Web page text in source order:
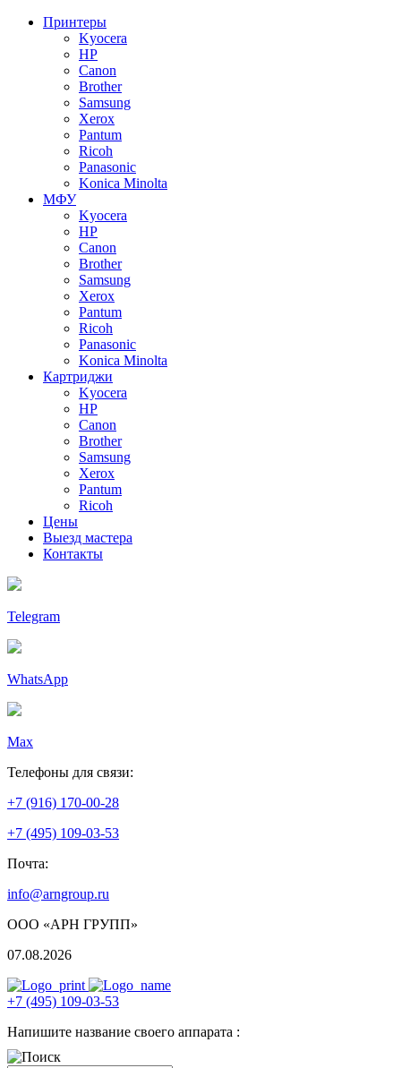
Принтеры
Kyocera
HP
Canon
Brother
Samsung
Xerox
Pantum
Ricoh
Panasonic
Konica Minolta
МФУ
Kyocera
HP
Canon
Brother
Samsung
Xerox
Pantum
Ricoh
Panasonic
Konica Minolta
Картриджи
Kyocera
HP
Canon
Brother
Samsung
Xerox
Pantum
Ricoh
Цены
Выезд мастера
Контакты
Telegram
WhatsApp
Max
Телефоны для связи:
+7 (916) 170-00-28
+7 (495) 109-03-53
Почта:
info@arngroup.ru
ООО «АРН ГРУПП»
07.08.2026
+7 (495) 109-03-53
Напишите название своего аппарата :